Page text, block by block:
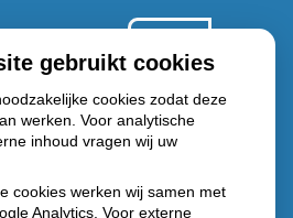
Anticonceptie
middelen
gebruikt cookies
cookies zodat deze
werken. Voor analytische
inhoud vragen wij uw
cookies werken wij samen met
Analytics. Voor externe